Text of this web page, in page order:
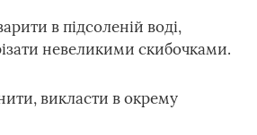
в підсоленій воді,
невеликими скибочками.
викласти в окрему